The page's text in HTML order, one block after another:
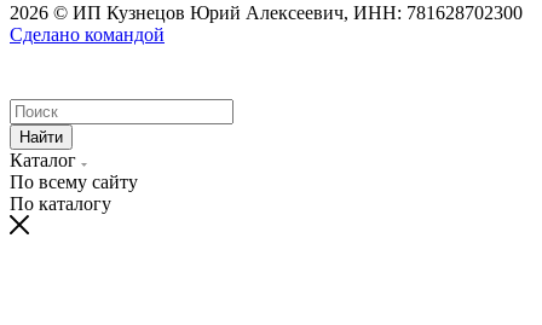
2026 © ИП Кузнецов Юрий Алексеевич, ИНН: 781628702300
Сделано командой
Найти
Каталог
По всему сайту
По каталогу